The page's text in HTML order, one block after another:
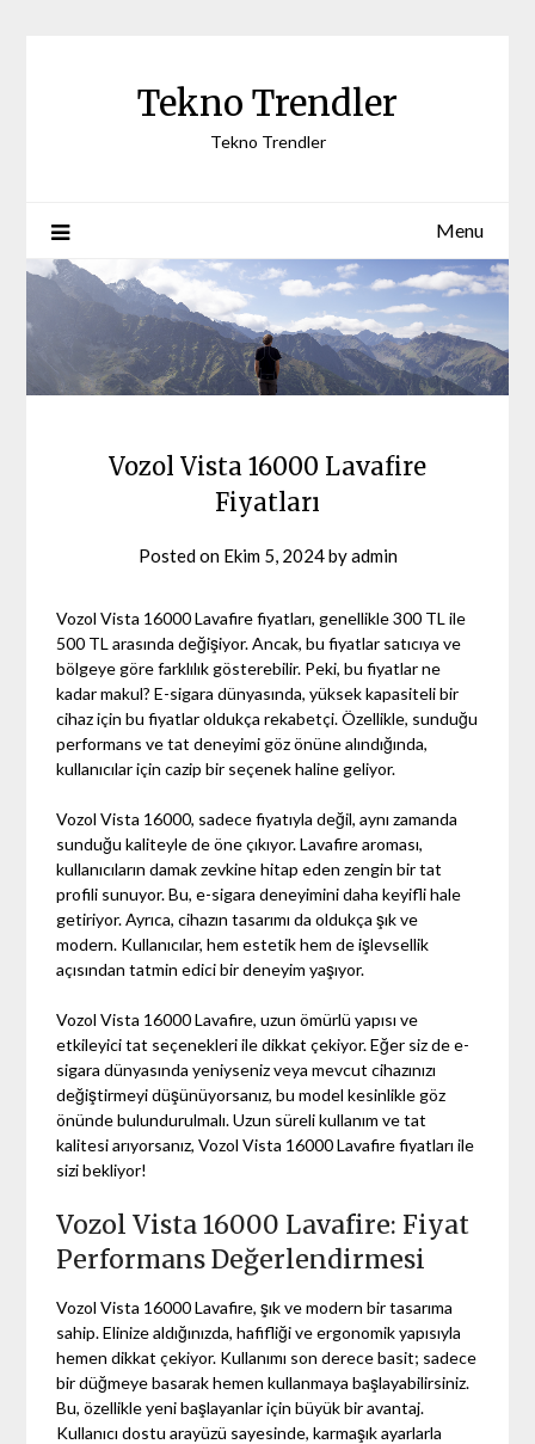
Tekno Trendler
Tekno Trendler
Menu
Vozol Vista 16000 Lavafire
Fiyatları
Posted on Ekim 5, 2024byadmin
Vozol Vista 16000 Lavafire fiyatları, genellikle 300 TL ile
500 TL arasında değişiyor. Ancak, bu fiyatlar satıcıya ve
bölgeye göre farklılık gösterebilir. Peki, bu fiyatlar ne
kadar makul? E-sigara dünyasında, yüksek kapasiteli bir
cihaz için bu fiyatlar oldukça rekabetçi. Özellikle, sunduğu
performans ve tat deneyimi göz önüne alındığında,
kullanıcılar için cazip bir seçenek haline geliyor.
Vozol Vista 16000, sadece fiyatıyla değil, aynı zamanda
sunduğu kaliteyle de öne çıkıyor. Lavafire aroması,
kullanıcıların damak zevkine hitap eden zengin bir tat
profili sunuyor. Bu, e-sigara deneyimini daha keyifli hale
getiriyor. Ayrıca, cihazın tasarımı da oldukça şık ve
modern. Kullanıcılar, hem estetik hem de işlevsellik
açısından tatmin edici bir deneyim yaşıyor.
Vozol Vista 16000 Lavafire, uzun ömürlü yapısı ve
etkileyici tat seçenekleri ile dikkat çekiyor. Eğer siz de e-
sigara dünyasında yeniyseniz veya mevcut cihazınızı
değiştirmeyi düşünüyorsanız, bu model kesinlikle göz
önünde bulundurulmalı. Uzun süreli kullanım ve tat
kalitesi arıyorsanız, Vozol Vista 16000 Lavafire fiyatları ile
sizi bekliyor!
Vozol Vista 16000 Lavafire: Fiyat
Performans Değerlendirmesi
Vozol Vista 16000 Lavafire, şık ve modern bir tasarıma
sahip. Elinize aldığınızda, hafifliği ve ergonomik yapısıyla
hemen dikkat çekiyor. Kullanımı son derece basit; sadece
bir düğmeye basarak hemen kullanmaya başlayabilirsiniz.
Bu, özellikle yeni başlayanlar için büyük bir avantaj.
Kullanıcı dostu arayüzü sayesinde, karmaşık ayarlarla